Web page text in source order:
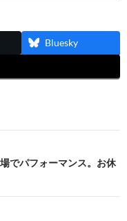
Bluesky
でパフォーマンス。お休